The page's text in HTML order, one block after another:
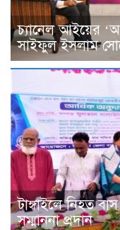
চ্যানেল আইয়ের
সাইফুল ইসলাম
টাঙ্গাইলে নিহত
সম্মাননা প্রদান